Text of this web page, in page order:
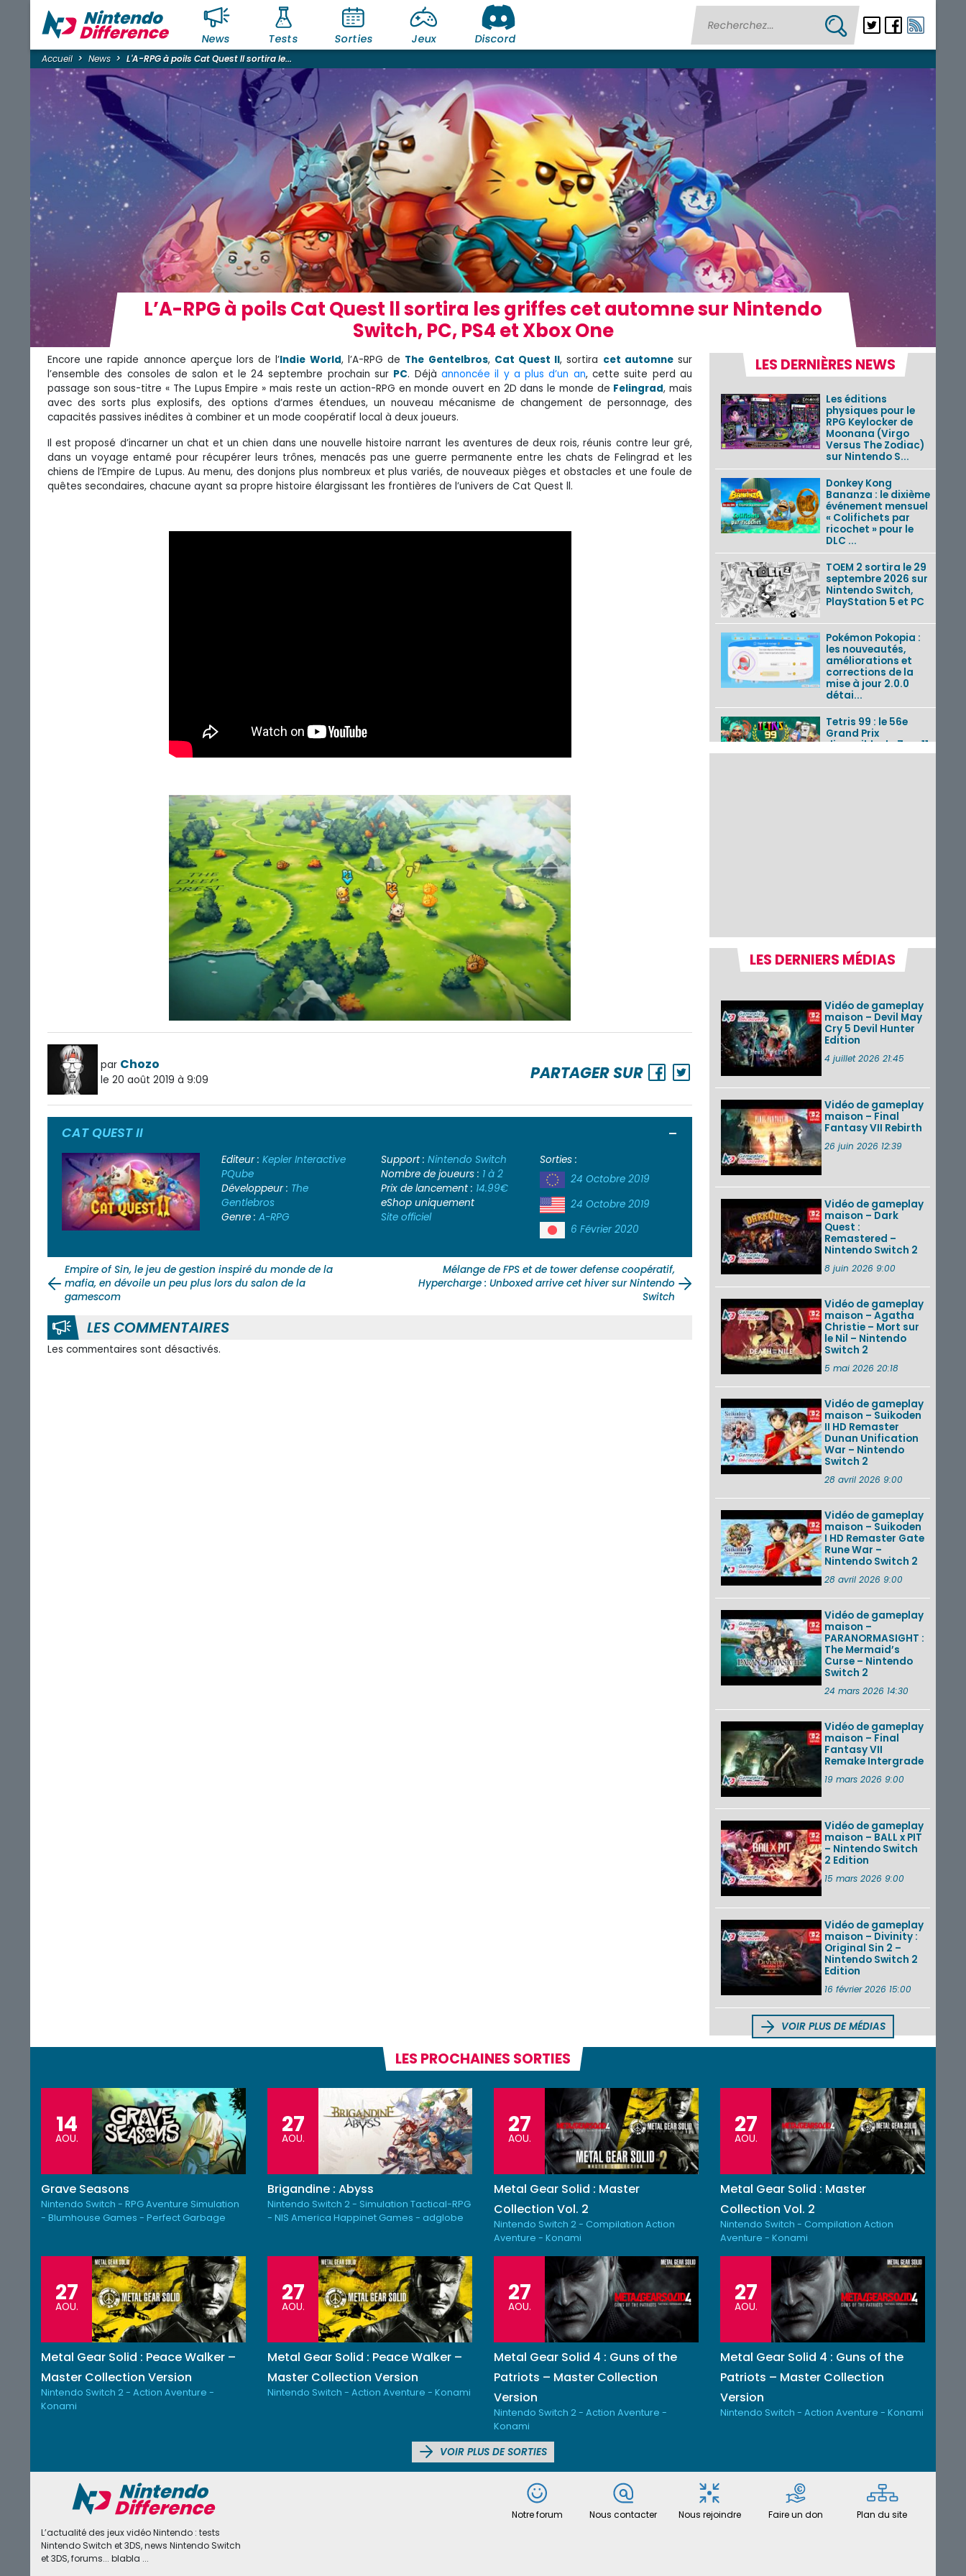
News Tests Sorties Jeux Discord
Accueil News L'A-RPG à poils Cat Quest ll sortira le...
L’A-RPG à poils Cat Quest ll sortira les griffes cet automne sur Nintendo
Switch, PC, PS4 et Xbox One
Encore une rapide annonce aperçue lors de l’Indie World, l’A-RPG de The Gentelbros, Cat Quest ll, sortira cet automnesur
l’ensemble des consoles de salon et le 24 septembre prochain sur PC. Déjà annoncée il y a plus d’un an, cette suite perd au
passage son sous-titre « The Lupus Empire » mais reste un action-RPG en monde ouvert en 2D dans le monde de Felingrad, mais
avec des sorts plus explosifs, des options d’armes étendues, un nouveau mécanisme de changement de personnage, des
capacités passives inédites à combiner et un mode coopératif local à deux joueurs.
Il est proposé d’incarner un chat et un chien dans une nouvelle histoire narrant les aventures de deux rois, réunis contre leur gré,
dans un voyage entamé pour récupérer leurs trônes, menacés pas une guerre permanente entre les chats de Felingrad et les
chiens de l’Empire de Lupus. Au menu, des donjons plus nombreux et plus variés, de nouveaux pièges et obstacles et une foule de
quêtes secondaires, chacune ayant sa propre histoire élargissant les frontières de l’univers de Cat Quest ll.
par Chozo
le 20 août 2019 à 9:09 PARTAGER SUR
CAT QUEST II
Ouvrir / Fermer
Editeur : Kepler Interactive
PQube
Développeur : The
Gentlebros
Genre : A-RPG
Support : Nintendo Switch
Nombre de joueurs : 1 à 2
Prix de lancement : 14.99€
eShop uniquement
Site officiel
Sorties :
24 Octobre 2019
24 Octobre 2019
6 Février 2020
Empire of Sin, le jeu de gestion inspiré du monde de la
mafia, en dévoile un peu plus lors du salon de la
gamescom
Mélange de FPS et de tower defense coopératif,
Hypercharge : Unboxed arrive cet hiver sur Nintendo
Switch
LES COMMENTAIRES
Les commentaires sont désactivés.
LES DERNIÈRES NEWS
Les éditions
physiques pour le
RPG Keylocker de
Moonana (Virgo
Versus The Zodiac)
sur Nintendo S...
Donkey Kong
Bananza : le dixième
événement mensuel
« Colifichets par
ricochet » pour le
DLC ...
TOEM 2 sortira le 29
septembre 2026 sur
Nintendo Switch,
PlayStation 5 et PC
Pokémon Pokopia :
les nouveautés,
améliorations et
corrections de la
mise à jour 2.0.0
détai...
Tetris 99 : le 56e
Grand Prix
disponible du 7 au 11
août 2026 avec un
des séquences de
game...
Pokémon GO : les
Un Fire Emblem :
Fortune’s Weave
Direct d’environ 20
août 2026...
Les sorties eShop de
la semaine 31 de
2026 (Xenoblade
Chronicles 2 –
VOIR PLUS DE NEWS
LES DERNIERS MÉDIAS
Vidéo de gameplay
maison – Devil May
Cry 5 Devil Hunter
Edition
4 juillet 2026 21:45
Vidéo de gameplay
maison – Final
Fantasy VII Rebirth
26 juin 2026 12:39
Vidéo de gameplay
maison – Dark
Quest :
Remastered –
Nintendo Switch 2
8 juin 2026 9:00
Vidéo de gameplay
maison – Agatha
Christie – Mort sur
le Nil – Nintendo
Switch 2
5 mai 2026 20:18
Vidéo de gameplay
maison – Suikoden
II HD Remaster
Dunan Unification
War – Nintendo
Switch 2
28 avril 2026 9:00
Vidéo de gameplay
maison – Suikoden
I HD Remaster Gate
Rune War –
Nintendo Switch 2
28 avril 2026 9:00
Vidéo de gameplay
maison –
PARANORMASIGHT :
The Mermaid’s
Curse – Nintendo
Switch 2
24 mars 2026 14:30
Vidéo de gameplay
maison – Final
Fantasy VII
Remake Intergrade
19 mars 2026 9:00
Vidéo de gameplay
maison – BALL x PIT
– Nintendo Switch
2 Edition
15 mars 2026 9:00
Vidéo de gameplay
maison – Divinity :
Original Sin 2 –
Nintendo Switch 2
Edition
16 février 2026 15:00
VOIR PLUS DE MÉDIAS
LES PROCHAINES SORTIES
14
AOU.
Grave Seasons
Nintendo Switch - RPG Aventure Simulation
- Blumhouse Games - Perfect Garbage
27
AOU.
Brigandine : Abyss
Nintendo Switch 2 - Simulation Tactical-RPG
- NIS America Happinet Games - adglobe
27
AOU.
Metal Gear Solid : Master
Collection Vol. 2
Nintendo Switch 2 - Compilation Action
Aventure - Konami
27
AOU.
Metal Gear Solid : Master
Collection Vol. 2
Nintendo Switch - Compilation Action
Aventure - Konami
27
AOU.
Metal Gear Solid : Peace Walker –
Master Collection Version
Nintendo Switch 2 - Action Aventure -
Konami
27
AOU.
Metal Gear Solid : Peace Walker –
Master Collection Version
Nintendo Switch - Action Aventure - Konami
27
AOU.
Metal Gear Solid 4 : Guns of the
Patriots – Master Collection
Version
Nintendo Switch 2 - Action Aventure -
Konami
27
AOU.
Metal Gear Solid 4 : Guns of the
Patriots – Master Collection
Version
Nintendo Switch - Action Aventure - Konami
VOIR PLUS DE SORTIES
L’actualité des jeux vidéo Nintendo : tests
Nintendo Switch et 3DS, news Nintendo Switch
et 3DS, forums... blabla ...
Notre forum Nous contacter Nous rejoindre Faire un don Plan du site